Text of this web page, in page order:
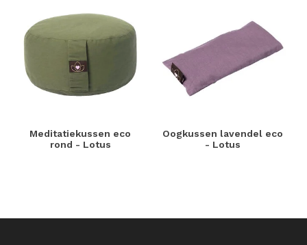
Meditatiekussen eco
rond - Lotus
Oogkussen lavendel eco
- Lotus